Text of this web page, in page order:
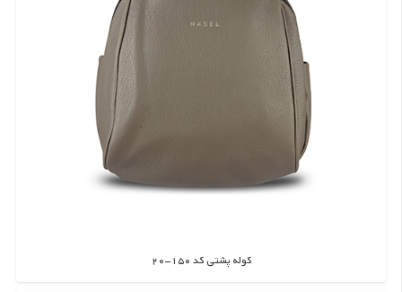
کوله پشتی کد 150-20
اطلاعات بیشتر